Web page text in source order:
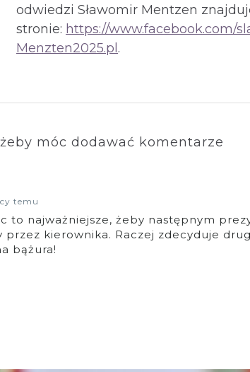
odwiedzi Sławomir Mentzen
stronie: https://www.facebook.com/
Menzten2025.pl .
żeby móc dodawać komentarze
temu
to najważniejsze, żeby następnym
przez kierownika. Raczej zdecyduje
bążura!